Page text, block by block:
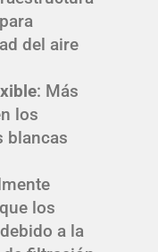
del aire
: Más
los
blancas
los
a la